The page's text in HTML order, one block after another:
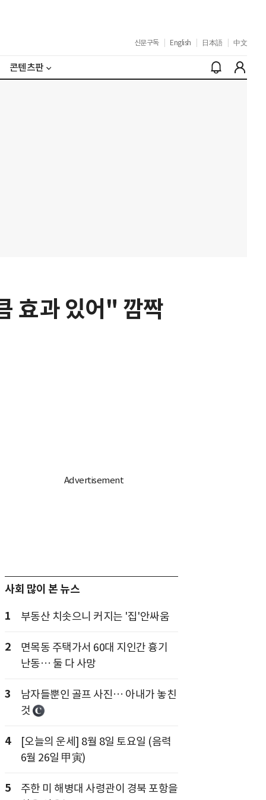
신문구독 English 日本語 中文
콘텐츠판
효과 있어" 깜짝
사회 많이 본 뉴스
1
부동산 치솟으니 커지는 '집'안싸움
2
면목동 주택가서 60대 지인간 흉기
난동… 둘 다 사망
3
남자들뿐인 골프 사진… 아내가 놓친
것
4
[오늘의 운세] 8월 8일 토요일 (음력
6월 26일 甲寅)
5
주한 미 해병대 사령관이 경북 포항을